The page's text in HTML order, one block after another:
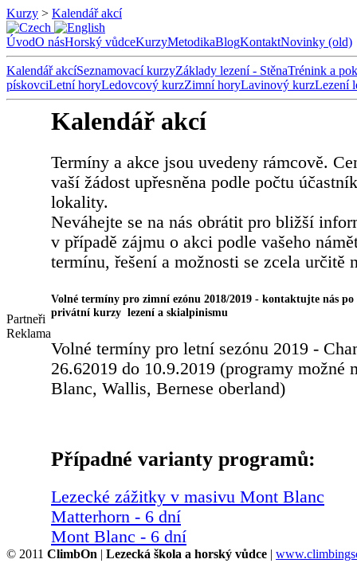
Kurzy > Kalendář akcí
ÚvodO násHorský vůdceKurzyMetodikaBlogKontaktNovinky (old)
Kalendář akcíSeznamovací kurzyZáklady lezení - StěnaTrénink a
pískovciLetní horyLedovcový kurzZimní horyLavinový kurzLezení
Partneři
Reklama
Kalendář akcí
Termíny a akce jsou uvedeny rámcově.
vaší žádost upřesněna podle počtu
lokality.
Neváhejte se na nás obrátit pro bližší
v případě zájmu o akci podle vašeho
termínu, řešení a možnosti se zcela určitě
Volné termíny pro zimní ezónu 2018/2019 - kontaktujte nás
privátní kurzy lezení a skialpinismu
Volné termíny pro letní sezónu 2019 -
26.62019 do 10.9.2019 (programy možné
Blanc, Wallis, Bernese oberland)
Případné varianty programů:
Lezecké zážitky v masivu Mont Blanc
Matterhorn - 6 dní
Mont Blanc - 6 dní
© 2011 ClimbOn | Lezecká škola a horský vůdce |